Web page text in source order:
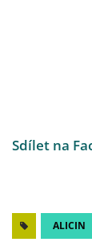
Sdílet na
ALICIN